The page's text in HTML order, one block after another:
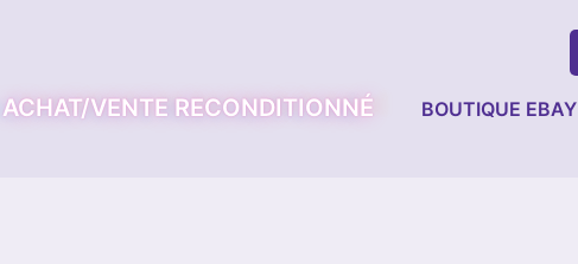
ACHAT/VENTE RECONDITIONNÉ BOUTIQUE EBAY